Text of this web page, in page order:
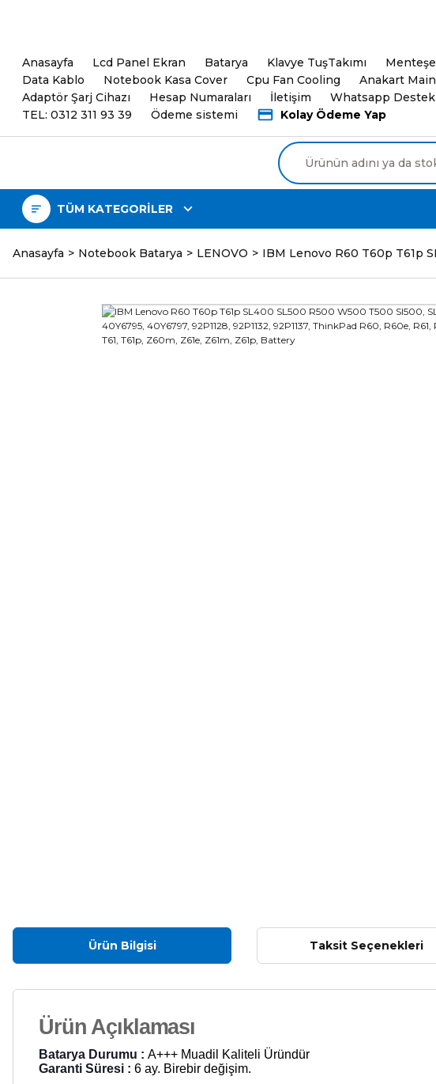
Anasayfa Lcd Panel Ekran Batarya Klavye TuşTakımı
Menteşe
Data Kablo
Notebook Kasa Cover Cpu Fan Cooling
Anakart
Adaptör Şarj Cihazı
Hesap Numaraları İletişim
Whatsapp Destek
TEL: 0312 311 93 39
Ödeme sistemi Kolay Ödeme Yap
TÜM KATEGORİLER
Anasayfa Notebook Batarya LENOVO IBM Lenovo R60 T60p T61p
Ürün Bilgisi Taksit Seçenekleri
Ürün Açıklaması
Batarya Durumu : A+++ Muadil Kaliteli Üründür
Garanti Süresi : 6 ay. Birebir değişim.